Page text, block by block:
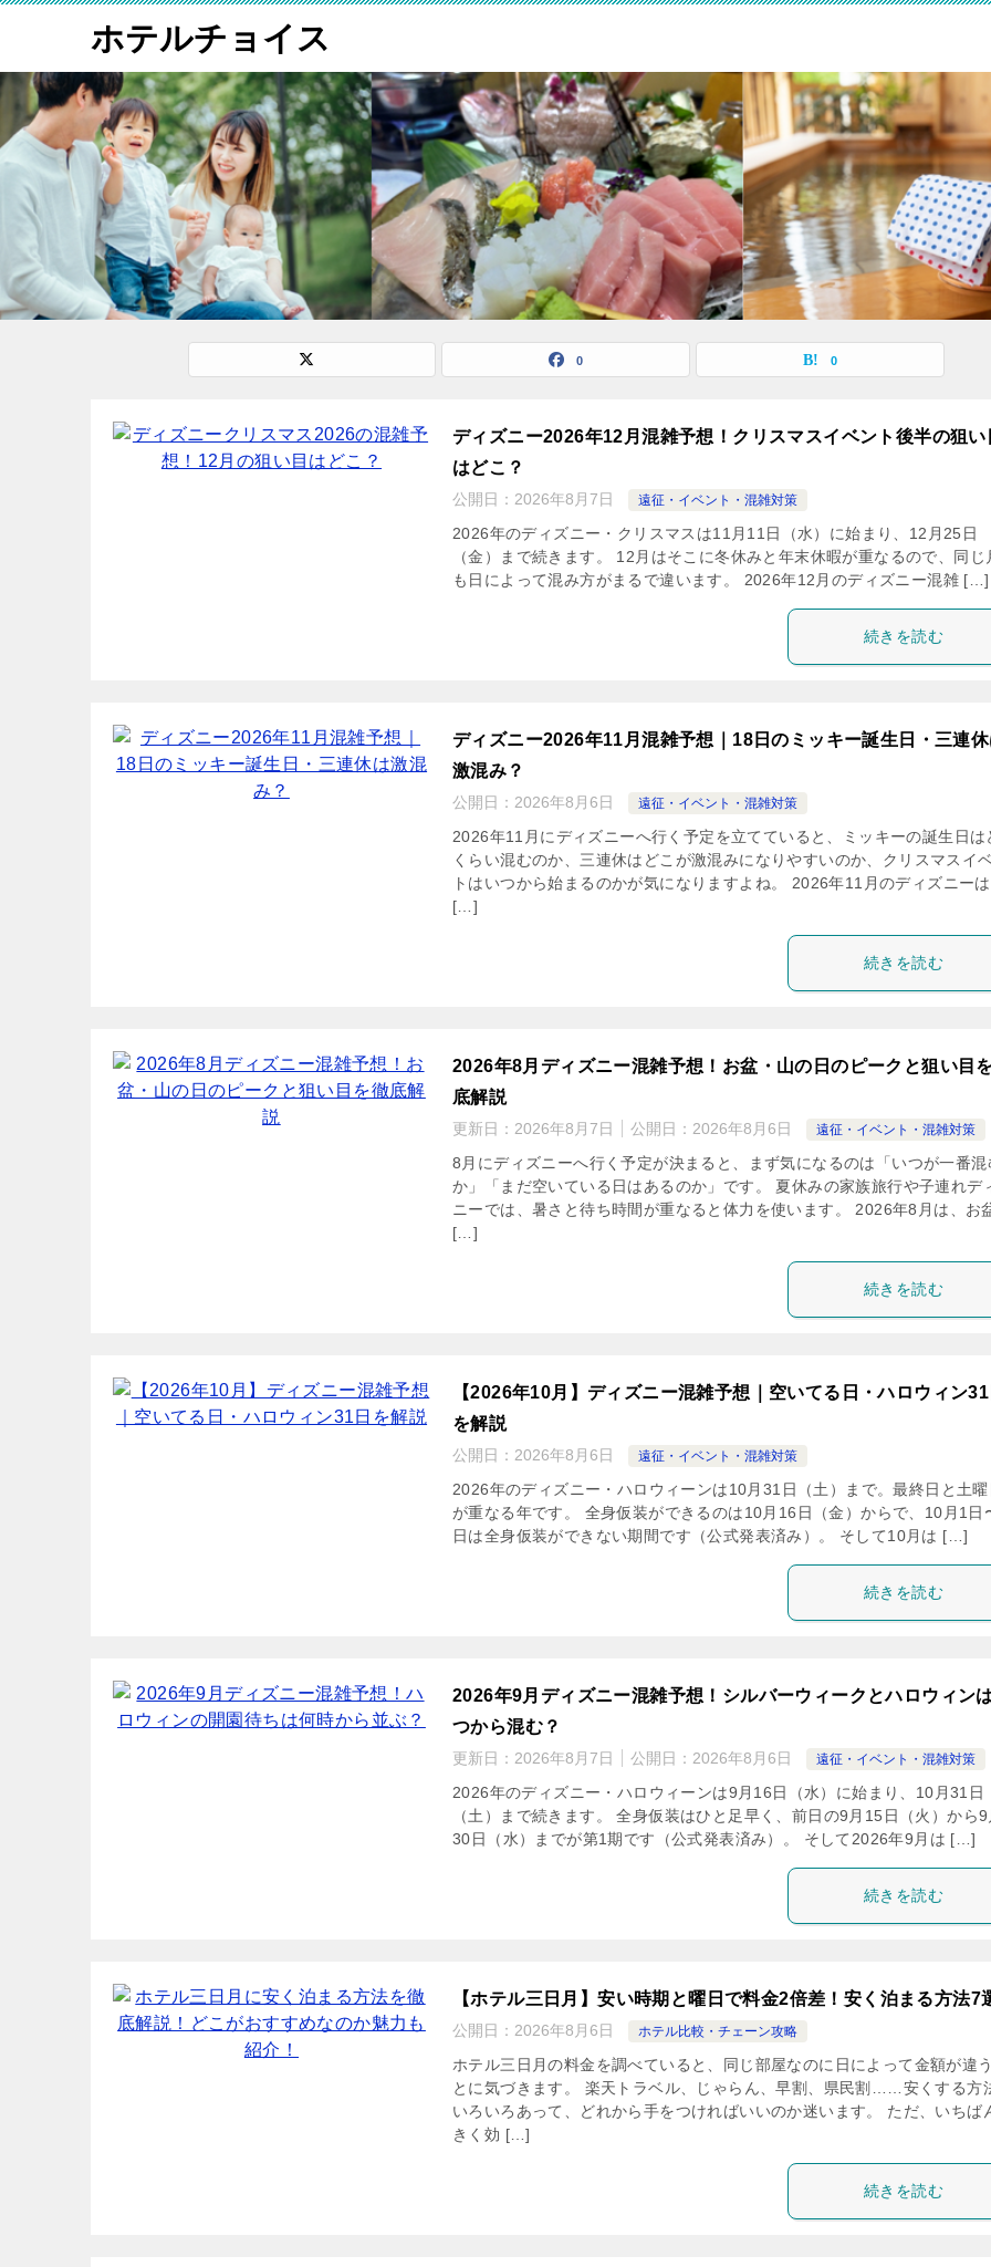
ホテルチョイス
0 0
ディズニー2026年12月混雑予想！クリスマスイベント後半の狙い
はどこ？
公開日： 2026年8月7日 遠征・イベント・混雑対策
2026年のディズニー・クリスマスは11月11日（水）に始まり、12月25日
（金）まで続きます。 12月はそこに冬休みと年末休暇が重なるので、同じ
も日によって混み方がまるで違います。 2026年12月のディズニー混雑 […]
続きを読む
ディズニー2026年11月混雑予想｜18日のミッキー誕生日・三連休
激混み？
公開日： 2026年8月6日 遠征・イベント・混雑対策
2026年11月にディズニーへ行く予定を立てていると、ミッキーの誕生日は
くらい混むのか、三連休はどこが激混みになりやすいのか、クリスマスイ
トはいつから始まるのかが気になりますよね。 2026年11月のディズニーは
[…]
続きを読む
2026年8月ディズニー混雑予想！お盆・山の日のピークと狙い目
底解説
更新日： 2026年8月7日 公開日： 2026年8月6日 遠征・イベント・混雑対策
8月にディズニーへ行く予定が決まると、まず気になるのは「いつが一番混
か」「まだ空いている日はあるのか」です。 夏休みの家族旅行や子連れデ
ニーでは、暑さと待ち時間が重なると体力を使います。 2026年8月は、お
[…]
続きを読む
【2026年10月】ディズニー混雑予想｜空いてる日・ハロウィン31
を解説
公開日： 2026年8月6日 遠征・イベント・混雑対策
2026年のディズニー・ハロウィーンは10月31日（土）まで。最終日と土曜
が重なる年です。 全身仮装ができるのは10月16日（金）からで、10月1日
日は全身仮装ができない期間です（公式発表済み）。 そして10月は […]
続きを読む
2026年9月ディズニー混雑予想！シルバーウィークとハロウィン
つから混む？
更新日： 2026年8月7日 公開日： 2026年8月6日 遠征・イベント・混雑対策
2026年のディズニー・ハロウィーンは9月16日（水）に始まり、10月31日
（土）まで続きます。 全身仮装はひと足早く、前日の9月15日（火）から9
30日（水）までが第1期です（公式発表済み）。 そして2026年9月は […]
続きを読む
【ホテル三日月】安い時期と曜日で料金2倍差！安く泊まる方法7
公開日： 2026年8月6日 ホテル比較・チェーン攻略
ホテル三日月の料金を調べていると、同じ部屋なのに日によって金額が違
とに気づきます。 楽天トラベル、じゃらん、早割、県民割……安くする方
いろいろあって、どれから手をつければいいのか迷います。 ただ、いちば
きく効 […]
続きを読む